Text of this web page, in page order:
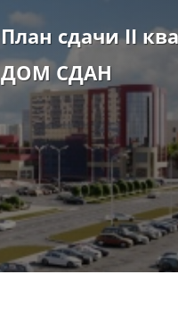
План сдачи II
ДОМ СДАН